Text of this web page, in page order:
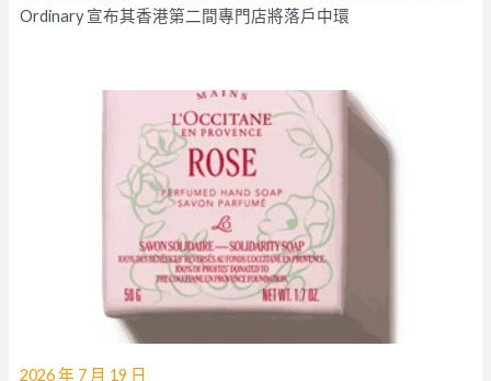
Ordinary 宣布其香港第二間專門店將落戶中環
2026 年 7 月 19 日